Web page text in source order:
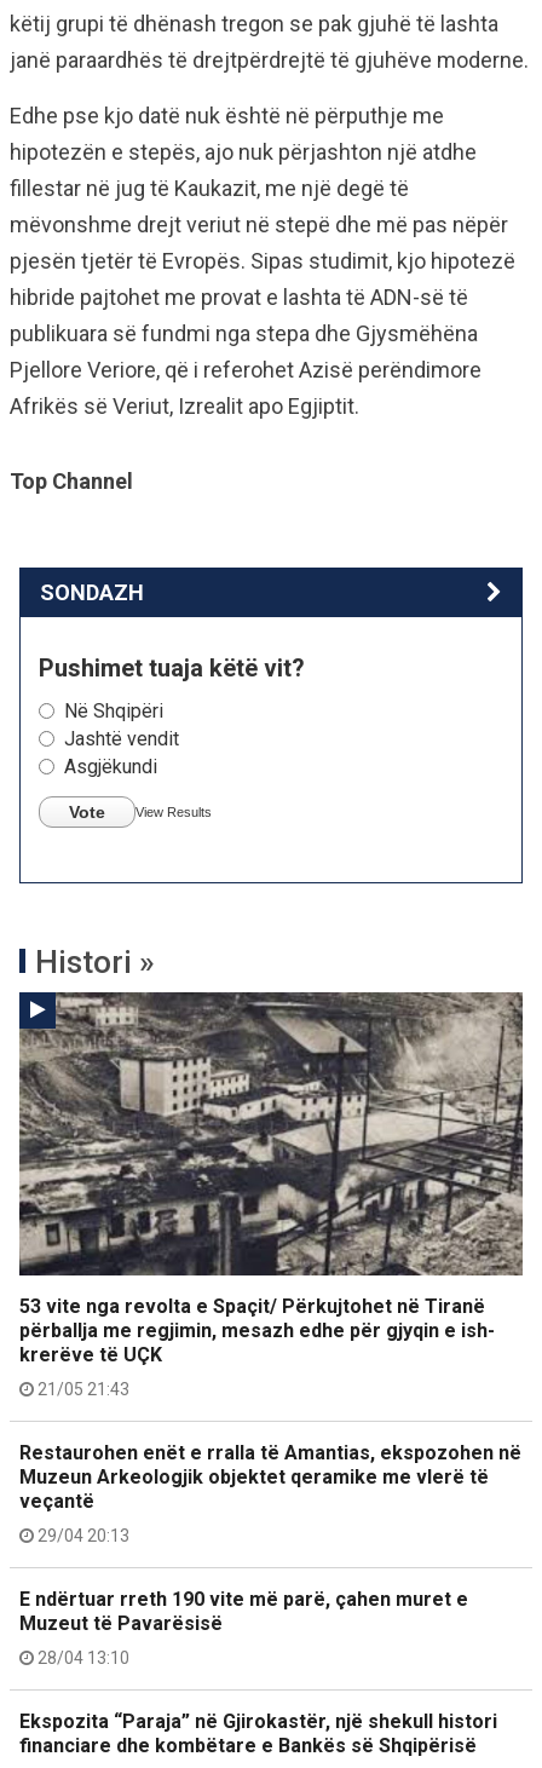
këtij grupi të dhënash tregon se pak gjuhë të lashta
janë paraardhës të drejtpërdrejtë të gjuhëve moderne.
Edhe pse kjo datë nuk është në përputhje me
hipotezën e stepës, ajo nuk përjashton një atdhe
fillestar në jug të Kaukazit, me një degë të
mëvonshme drejt veriut në stepë dhe më pas nëpër
pjesën tjetër të Evropës. Sipas studimit, kjo hipotezë
hibride pajtohet me provat e lashta të ADN-së të
publikuara së fundmi nga stepa dhe Gjysmëhëna
Pjellore Veriore, që i referohet Azisë perëndimore
Afrikës së Veriut, Izrealit apo Egjiptit.
Top Channel
SONDAZH
Pushimet tuaja këtë vit?
Në Shqipëri
Jashtë vendit
Asgjëkundi
Vote View Results
Histori »
53 vite nga revolta e Spaçit/ Përkujtohet në Tiranë
përballja me regjimin, mesazh edhe për gjyqin e ish-
krerëve të UÇK
21/05 21:43
Restaurohen enët e rralla të Amantias, ekspozohen në
Muzeun Arkeologjik objektet qeramike me vlerë të
veçantë
29/04 20:13
E ndërtuar rreth 190 vite më parë, çahen muret e
Muzeut të Pavarësisë
28/04 13:10
Ekspozita “Paraja” në Gjirokastër, një shekull histori
financiare dhe kombëtare e Bankës së Shqipërisë